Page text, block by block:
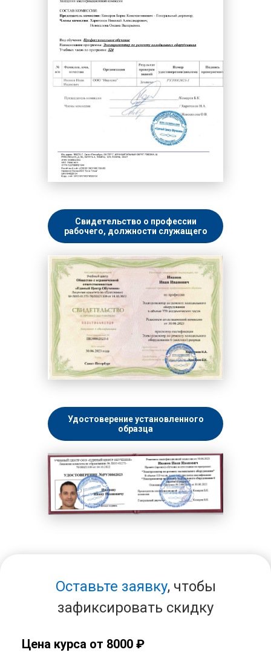
Свидетельство о профессии
рабочего, должности служащего
Удостоверение установленного
образца
Оставьте заявку, чтобы
зафиксировать скидку
Цена курса от 8000 ₽